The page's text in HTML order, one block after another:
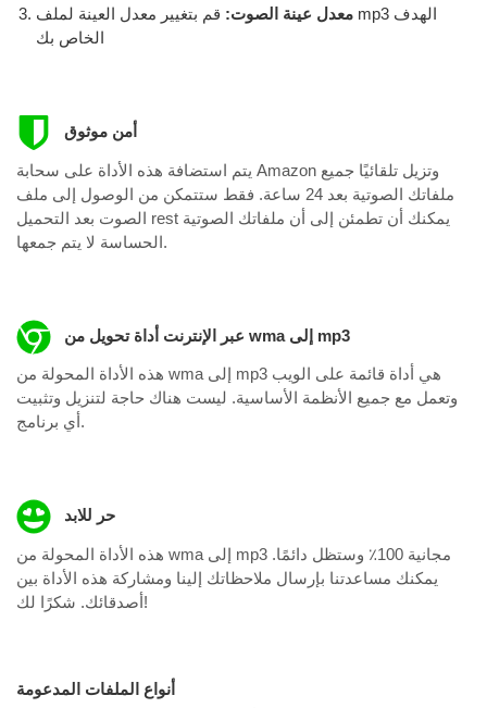
معدل عينة الصوت: قم بتغيير معدل العينة لملف mp3 الهدف
الخاص بك
أمن موثوق
يتم استضافة هذه الأداة على سحابة Amazon وتزيل تلقائيًا جميع
ملفاتك الصوتية بعد 24 ساعة. فقط ستتمكن من الوصول إلى ملف
الصوت بعد التحميل rest يمكنك أن تطمئن إلى أن ملفاتك الصوتية
الحساسة لا يتم جمعها.
عبر الإنترنت أداة تحويل من wma إلى mp3
هذه الأداة المحولة من wma إلى mp3 هي أداة قائمة على الويب
وتعمل مع جميع الأنظمة الأساسية. ليست هناك حاجة لتنزيل وتثبيت
أي برنامج.
حر للابد
هذه الأداة المحولة من wma إلى mp3 مجانية 100٪ وستظل دائمًا.
يمكنك مساعدتنا بإرسال ملاحظاتك إلينا ومشاركة هذه الأداة بين
أصدقائك. شكرًا لك!
أنواع الملفات المدعومة